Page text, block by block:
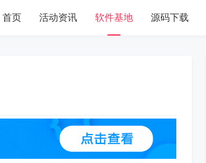
首页 活动资讯 软件基地 源码下载